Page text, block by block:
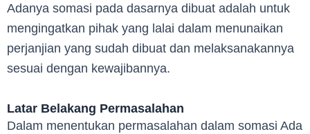
Adanya somasi pada dasarnya dibuat adalah untuk
mengingatkan pihak yang lalai dalam menunaikan
perjanjian yang sudah dibuat dan melaksanakannya
sesuai dengan kewajibannya.
Latar Belakang Permasalahan
Dalam menentukan permasalahan dalam somasi Ada